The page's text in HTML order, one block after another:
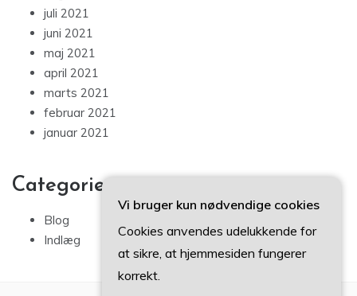
juli 2021
juni 2021
maj 2021
april 2021
marts 2021
februar 2021
januar 2021
Categories
Blog
Indlæg
Vi bruger kun nødvendige cookies
Cookies anvendes udelukkende for
at sikre, at hjemmesiden fungerer
korrekt.